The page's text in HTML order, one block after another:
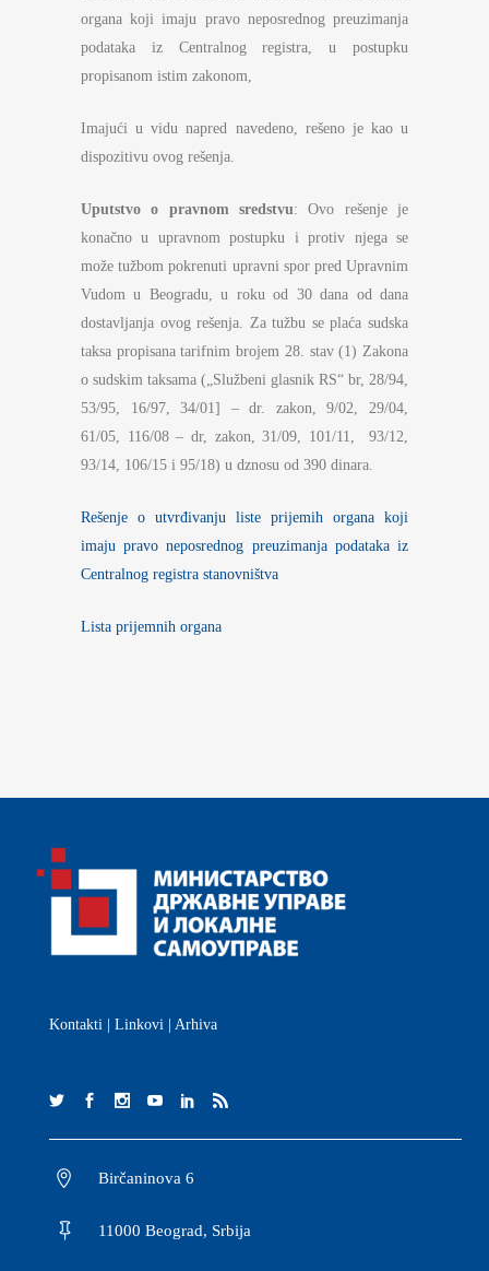
organa koji imaju pravo neposrednog preuzimanja
podataka iz Centralnog registra, u postupku
propisanom istim zakonom,
Imajući u vidu napred navedeno, rešeno je kao u
dispozitivu ovog rešenja.
Uputstvo o pravnom sredstvu: Ovo rešenje je
konačno u upravnom postupku i protiv njega se
može tužbom pokrenuti upravni spor pred Upravnim
Vudom u Beogradu, u roku od 30 dana od dana
dostavljanja ovog rešenja. Za tužbu se plaća sudska
taksa propisana tarifnim brojem 28. stav (1) Zakona
o sudskim taksama („Službeni glasnik RS“ br, 28/94,
53/95, 16/97, 34/01] – dr. zakon, 9/02, 29/04,
61/05, 116/08 – dr, zakon, 31/09, 101/11, 93/12,
93/14, 106/15 i 95/18) u dznosu od 390 dinara.
Rešenje o utvrđivanju liste prijemih organa koji
imaju pravo neposrednog preuzimanja podataka iz
Centralnog registra stanovništva
Lista prijemnih organa
Kontakti Linkovi Arhiva
Birčaninova 6
11000 Beograd, Srbija